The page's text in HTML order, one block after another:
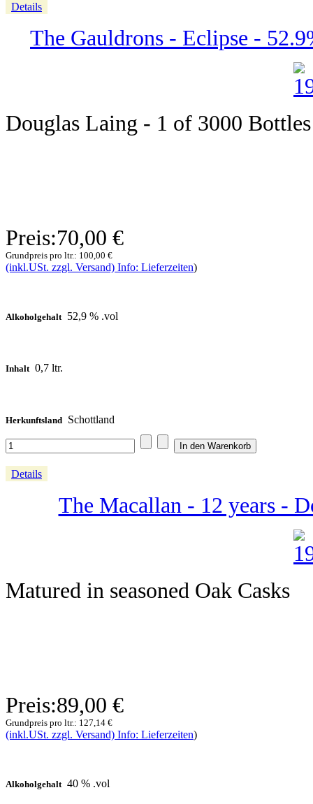
Details
The Gauldrons - Eclipse -
Douglas Laing - 1 of 3000
Preis:70,00 €
Grundpreis pro ltr.: 100,00 €
(inkl.USt. zzgl. Versand) Info: Lieferzeiten)
Alkoholgehalt 52,9 % .vol
Inhalt 0,7 ltr.
Herkunftsland Schottland
Details
The Macallan - 12 years -
Matured in seasoned Oak Casks
Preis:89,00 €
Grundpreis pro ltr.: 127,14 €
(inkl.USt. zzgl. Versand) Info: Lieferzeiten)
Alkoholgehalt 40 % .vol